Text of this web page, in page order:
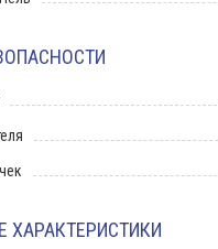
ХАРАКТЕРИСТИКИ